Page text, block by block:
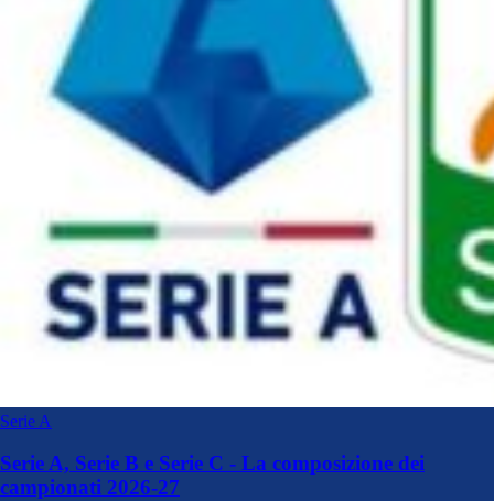
Serie A
Serie A, Serie B e Serie C - La composizione dei
campionati 2026-27